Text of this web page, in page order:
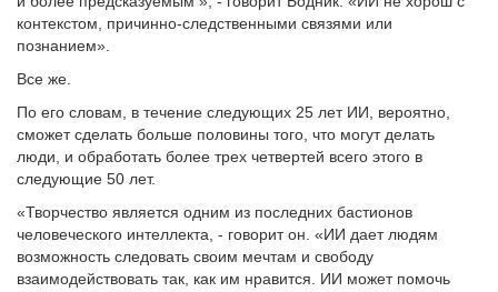
контекстом, причинно-следственными связями или
познанием».
Все же.
По его словам, в течение следующих 25 лет ИИ, вероятно,
сможет сделать больше половины того, что могут делать
люди, и обработать более трех четвертей всего этого в
следующие 50 лет.
«Творчество является одним из последних бастионов
человеческого интеллекта, - говорит он. «ИИ дает людям
возможность следовать своим мечтам и свободу
взаимодействовать так, как им нравится. ИИ может помочь